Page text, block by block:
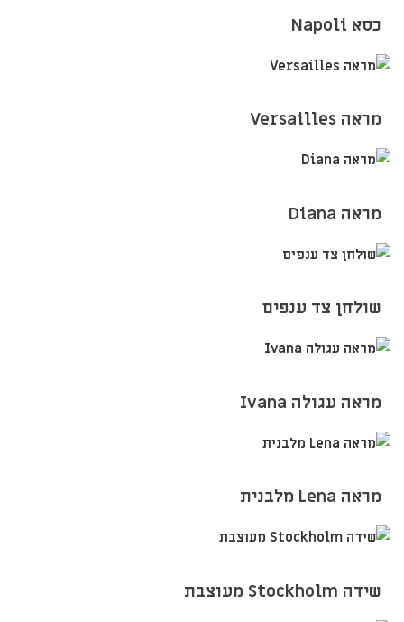
כסא Napoli
מראה Versailles
מראה Diana
שולחן צד ענפים
מראה עגולה Ivana
מראה Lena מלבנית
שידה Stockholm מעוצבת